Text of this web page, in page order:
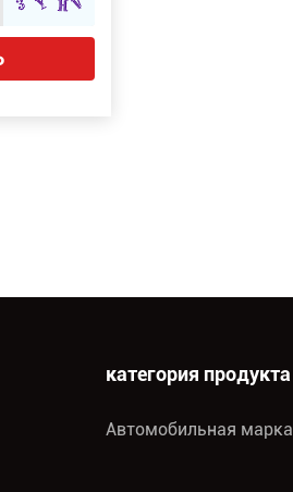
категория продукта
Автомобильная марка